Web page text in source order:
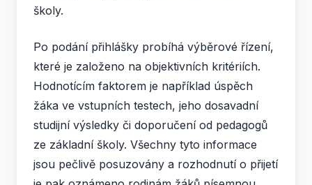
školy.
Po podání přihlášky probíhá výběrové řízení,
které je založeno na objektivních kritériích.
Hodnotícím faktorem je například úspěch
žáka ve vstupních testech, jeho dosavadní
studijní výsledky či doporučení od pedagogů
ze základní školy. Všechny tyto informace
jsou pečlivě posuzovány a rozhodnutí o přijetí